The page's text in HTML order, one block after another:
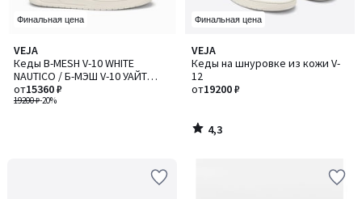
Финальная цена
VEJA
Кеды B-MESH V-10 WHITE
NAUTICO / Б-МЭШ V-10 УАЙТ
НОТИКО
19200 ₽-20%
от15360 ₽
Финальная цена
VEJA
Кеды на шнуровке из кожи V-
12
от19200 ₽
4,3
/ 5
4,3
/